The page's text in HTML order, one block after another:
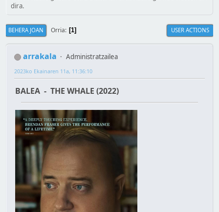
dira.
BEHERA JOAN Orria 1 USER ACTIONS
arrakala Administratzailea
2023ko Ekainaren 11a, 11:36:10
BALEA - THE WHALE (2022)